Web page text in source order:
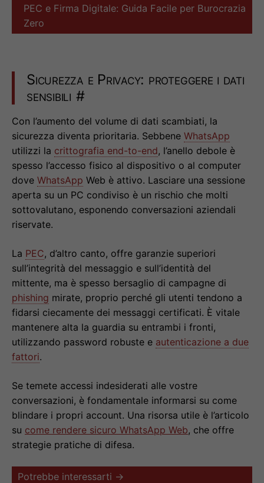
PEC e Firma Digitale: Guida Facile per Burocrazia
Zero
Sicurezza e Privacy: proteggere i dati
sensibili #
Con l’aumento del volume di dati scambiati, la
sicurezza diventa prioritaria. Sebbene WhatsApp
utilizzi la crittografia end-to-end, l’anello debole è
spesso l’accesso fisico al dispositivo o al computer
dove WhatsApp Web è attivo. Lasciare una sessione
aperta su un PC condiviso è un rischio che molti
sottovalutano, esponendo conversazioni aziendali
riservate.
La PEC, d’altro canto, offre garanzie superiori
sull’integrità del messaggio e sull’identità del
mittente, ma è spesso bersaglio di campagne di
phishing mirate, proprio perché gli utenti tendono a
fidarsi ciecamente dei messaggi certificati. È vitale
mantenere alta la guardia su entrambi i fronti,
utilizzando password robuste e autenticazione a due
fattori.
Se temete accessi indesiderati alle vostre
conversazioni, è fondamentale informarsi su come
blindare i propri account. Una risorsa utile è l’articolo
su come rendere sicuro WhatsApp Web, che offre
strategie pratiche di difesa.
Potrebbe interessarti →